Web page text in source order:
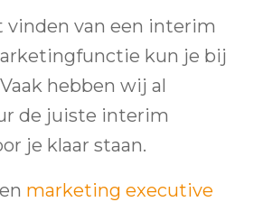
vinden van een interim
kun je bij
hebben wij al
de juiste interim
je klaar staan.
marketing executive